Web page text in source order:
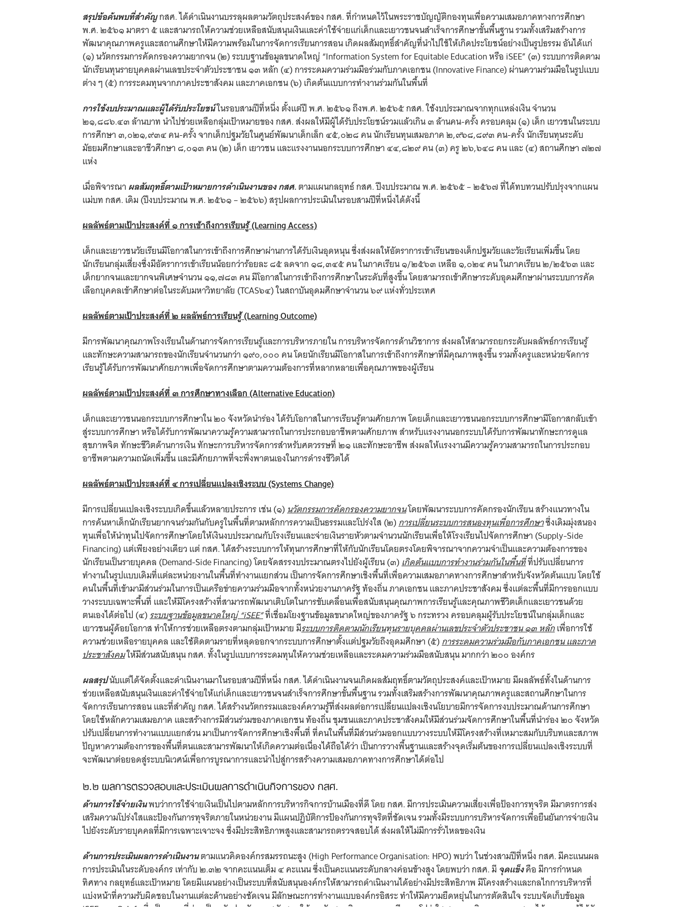
Search
สรุปข้อค้นพบที่สำคัญกสศ. ได้ดำเนินงานบรรลุผลตามวัตถุประสงค์ของ กสศ. ที่กำหนดไว้ในพระราชบัญญัติกองทุนเพื่อความเสมอภาคทางการศึกษา
พ.ศ. ๒๕๖๑ มาตรา ๕ และสามารถให้ความช่วยเหลือสนับสนุนเงินและค่าใช้จ่ายแก่เด็กและเยาวชนจนสำเร็จการศึกษาขั้นพื้นฐาน รวมทั้งเสริมสร้างการ
พัฒนาคุณภาพครูและสถานศึกษาให้มีความพร้อมในการจัดการเรียนการสอน เกิดผลสัมฤทธิ์สำคัญที่นำไปใช้ให้เกิดประโยชน์อย่างเป็นรูปธรรม อันได้แก่
(๑) นวัตกรรมการคัดกรองความยากจน (๒) ระบบฐานข้อมูลขนาดใหญ่ “Information System for Equitable Education หรือ iSEE” (๓) ระบบการติดตาม
นักเรียนทุนรายบุคคลผ่านเลขประจำตัวประชาชน ๑๓ หลัก (๔) การระดมความร่วมมือร่วมกับภาคเอกชน (Innovative Finance) ผ่านความร่วมมือในรูปแบบ
ต่าง ๆ (๕) การระดมทุนจากภาคประชาสังคม และภาคเอกชน (๖) เกิดต้นแบบการทำงานร่วมกันในพื้นที่
การใช้งบประมาณและผู้ได้รับประโยชน์ในรอบสามปีที่หนึ่ง ตั้งแต่ปี พ.ศ. ๒๕๖๑ ถึงพ.ศ. ๒๕๖๕ กสศ. ใช้งบประมาณจากทุกแหล่งเงิน จำนวน
๒๑,๘๘๖.๔๓ ล้านบาท นำไปช่วยเหลือกลุ่มเป้าหมายของ กสศ. ส่งผลให้มีผู้ได้รับประโยชน์รวมแล้วเกิน ๓ ล้านคน-ครั้ง ครอบคลุม (๑) เด็ก เยาวชนในระบบ
การศึกษา ๓,๐๒๑,๙๓๔ คน-ครั้ง จากเด็กปฐมวัยในศูนย์พัฒนาเด็กเล็ก ๔๕,๐๒๘ คน นักเรียนทุนเสมอภาค ๒,๙๖๘,๘๙๓ คน-ครั้ง นักเรียนทุนระดับ
มัธยมศึกษาและอาชีวศึกษา ๘,๐๑๓ คน (๒) เด็ก เยาวชน และแรงงานนอกระบบการศึกษา ๔๔,๘๒๙ คน (๓) ครู ๒๖,๖๔๘ คน และ (๔) สถานศึกษา ๗๒๗
แห่ง
เมื่อพิจารณา ผลสัมฤทธิ์ตามเป้าหมายการดำเนินงานของ กสศ.ตามแผนกลยุทธ์ กสศ. ปีงบประมาณ พ.ศ. ๒๕๖๕ – ๒๕๖๗ ที่ได้ทบทวนปรับปรุงจากแผน
แม่บท กสศ. เดิม (ปีงบประมาณ พ.ศ. ๒๕๖๑ – ๒๕๖๖) สรุปผลการประเมินในรอบสามปีที่หนึ่งได้ดังนี้
ผลลัพธ์ตามเป้าประสงค์ที่ ๑ การเข้าถึงการเรียนรู้ (Learning Access)
เด็กและเยาวชนวัยเรียนมีโอกาสในการเข้าถึงการศึกษาผ่านการได้รับเงินอุดหนุน ซึ่งส่งผลให้อัตราการเข้าเรียนของเด็กปฐมวัยและวัยเรียนเพิ่มขึ้น โดย
นักเรียนกลุ่มเสี่ยงซึ่งมีอัตราการเข้าเรียนน้อยกว่าร้อยละ ๘๕ ลดจาก ๑๘,๓๔๕ คน ในภาคเรียน ๑/๒๕๖๓ เหลือ ๑,๐๒๔ คน ในภาคเรียน ๒/๒๕๖๓ และ
เด็กยากจนและยากจนพิเศษจำนวน ๑๑,๗๘๓ คน มีโอกาสในการเข้าถึงการศึกษาในระดับที่สูงขึ้น โดยสามารถเข้าศึกษาระดับอุดมศึกษาผ่านระบบการคัด
เลือกบุคคลเข้าศึกษาต่อในระดับมหาวิทยาลัย (TCAS๖๔) ในสถาบันอุดมศึกษาจำนวน ๖๙ แห่งทั่วประเทศ
ผลลัพธ์ตามเป้าประสงค์ที่ ๒ ผลลัพธ์การเรียนรู้(Learning Outcome)
มีการพัฒนาคุณภาพโรงเรียนในด้านการจัดการเรียนรู้และการบริหารภายใน การบริหารจัดการด้านวิชาการ ส่งผลให้สามารถยกระดับผลลัพธ์การเรียนรู้
และทักษะความสามารถของนักเรียนจำนวนกว่า ๑๙๐,๐๐๐ คน โดยนักเรียนมีโอกาสในการเข้าถึงการศึกษาที่มีคุณภาพสูงขึ้น รวมทั้งครูและหน่วยจัดการ
เรียนรู้ได้รับการพัฒนาศักยภาพเพื่อจัดการศึกษาตามความต้องการที่หลากหลายเพื่อคุณภาพของผู้เรียน
ผลลัพธ์ตามเป้าประสงค์ที่ ๓ การศึกษาทางเลือก (Alternative Education)
เด็กและเยาวชนนอกระบบการศึกษาใน ๒๐ จังหวัดนำร่อง ได้รับโอกาสในการเรียนรู้ตามศักยภาพ โดยเด็กและเยาวชนนอกระบบการศึกษามีโอกาสกลับเข้า
สู่ระบบการศึกษา หรือได้รับการพัฒนาความรู้ความสามารถในการประกอบอาชีพตามศักยภาพ สำหรับแรงงานนอกระบบได้รับการพัฒนาทักษะการดูแล
สุขภาพจิต ทักษะชีวิตด้านการเงิน ทักษะการบริหารจัดการสำหรับศตวรรษที่ ๒๑ และทักษะอาชีพ ส่งผลให้แรงงานมีความรู้ความสามารถในการประกอบ
อาชีพตามความถนัดเพิ่มขึ้น และมีศักยภาพที่จะพึ่งพาตนเองในการดำรงชีวิตได้
ผลลัพธ์ตามเป้าประสงค์ที่ ๔ การเปลี่ยนแปลงเชิงระบบ (Systems Change)
มีการเปลี่ยนแปลงเชิงระบบเกิดขึ้นแล้วหลายประการ เช่น (๑)นวัตกรรมการคัดกรองความยากจนโดยพัฒนาระบบการคัดกรองนักเรียน สร้างแนวทางใน
การค้นหาเด็กนักเรียนยากจนร่วมกันกับครูในพื้นที่ตามหลักการความเป็นธรรมและโปร่งใส (๒)การเปลี่ยนระบบการสนองทุนเพื่อการศึกษาซึ่งเดิมมุ่งสนอง
ทุนเพื่อให้นำทุนไปจัดการศึกษาโดยให้เงินงบประมาณกับโรงเรียนและจ่ายเงินรายหัวตามจำนวนนักเรียนเพื่อให้โรงเรียนไปจัดการศึกษา (Supply-Side
Financing) แต่เพียงอย่างเดียว แต่ กสศ. ได้สร้างระบบการให้ทุนการศึกษาที่ให้กับนักเรียนโดยตรงโดยพิจารณาจากความจำเป็นและความต้องการของ
นักเรียนเป็นรายบุคคล (Demand-Side Financing) โดยจัดสรรงบประมาณตรงไปยังผู้เรียน (๓)เกิดต้นแบบการทำงานร่วมกันในพื้นที่ที่ปรับเปลี่ยนการ
ทำงานในรูปแบบเดิมที่แต่ละหน่วยงานในพื้นที่ทำงานแยกส่วน เป็นการจัดการศึกษาเชิงพื้นที่เพื่อความเสมอภาคทางการศึกษาสำหรับจังหวัดต้นแบบ โดยใช้
คนในพื้นที่เข้ามามีส่วนร่วมในการเป็นเครือข่ายความร่วมมือจากทั้งหน่วยงานภาครัฐ ท้องถิ่น ภาคเอกชน และภาคประชาสังคม ซึ่งแต่ละพื้นที่มีการออกแบบ
วางระบบเฉพาะพื้นที่ และให้มีโครงสร้างที่สามารถพัฒนาเติบโตในการขับเคลื่อนเพื่อสนับสนุนคุณภาพการเรียนรู้และคุณภาพชีวิตเด็กและเยาวชนด้วย
ตนเองได้ต่อไป (๔)ระบบฐานข้อมูลขนาดใหญ่“iSEE”ที่เชื่อมโยงฐานข้อมูลขนาดใหญ่ของภาครัฐ ๖ กระทรวง ครอบคลุมผู้รับประโยชน์ในกลุ่มเด็กและ
เยาวชนผู้ด้อยโอกาส ทำให้การช่วยเหลือตรงตามกลุ่มเป้าหมาย มีระบบการติดตามนักเรียนทุนรายบุคคลผ่านเลขประจำตัวประชาชน ๑๓ หลักเพื่อการใช้
ความช่วยเหลือรายบุคคล และใช้ติดตามรายที่หลุดออกจากระบบการศึกษาตั้งแต่ปฐมวัยถึงอุดมศึกษา (๕)การระดมความร่วมมือกับภาคเอกชน และภาค
ประชาสังคมให้มีส่วนสนับสนุน กสศ. ทั้งในรูปแบบการระดมทุนให้ความช่วยเหลือและระดมความร่วมมือสนับสนุน มากกว่า ๒๐๐ องค์กร
ผลสรุปนับแต่ได้จัดตั้งและดำเนินงานมาในรอบสามปีที่หนึ่ง กสศ. ได้ดำเนินงานจนเกิดผลสัมฤทธิ์ตามวัตถุประสงค์และเป้าหมาย มีผลลัพธ์ทั้งในด้านการ
ช่วยเหลือสนับสนุนเงินและค่าใช้จ่ายให้แก่เด็กและเยาวชนจนสำเร็จการศึกษาขั้นพื้นฐาน รวมทั้งเสริมสร้างการพัฒนาคุณภาพครูและสถานศึกษาในการ
จัดการเรียนการสอน และที่สำคัญ กสศ. ได้สร้างนวัตกรรมและองค์ความรู้ที่ส่งผลต่อการเปลี่ยนแปลงเชิงนโยบายมีการจัดการงบประมาณด้านการศึกษา
โดยใช้หลักความเสมอภาค และสร้างการมีส่วนร่วมของภาคเอกชน ท้องถิ่น ชุมชนและภาคประชาสังคมให้มีส่วนร่วมจัดการศึกษาในพื้นที่นำร่อง ๒๐ จังหวัด
ปรับเปลี่ยนการทำงานแบบแยกส่วน มาเป็นการจัดการศึกษาเชิงพื้นที่ ที่คนในพื้นที่มีส่วนร่วมออกแบบวางระบบให้มีโครงสร้างที่เหมาะสมกับบริบทและสภาพ
ปัญหาความต้องการของพื้นที่ตนและสามารพัฒนาให้เกิดความต่อเนื่องได้ถือได้ว่า เป็นการวางพื้นฐานและสร้างจุดเริ่มต้นของการเปลี่ยนแปลงเชิงระบบที่
จะพัฒนาต่อยอดสู่ระบบนิเวศน์เพื่อการบูรณาการและนำไปสู่การสร้างความเสมอภาคทางการศึกษาได้ต่อไป
๒.๒ ผลการตรวจสอบและประเมินผลการดําเนินกิจการของ กสศ.
ด้านการใช้จ่ายเงินพบว่าการใช้จ่ายเงินเป็นไปตามหลักการบริหารกิจการบ้านเมืองที่ดี โดย กสศ. มีการประเมินความเสี่ยงเพื่อป้องการทุจริต มีมาตรการส่ง
เสริมความโปร่งใสและป้องกันการทุจริตภายในหน่วยงาน มีแผนปฏิบัติการป้องกันการทุจริตที่ชัดเจน รวมทั้งมีระบบการบริหารจัดการเพื่อยืนยันการจ่ายเงิน
ไปยังระดับรายบุคคลที่มีการเฉพาะเจาะจง ซึ่งมีประสิทธิภาพสูงและสามารถตรวจสอบได้ ส่งผลให้ไม่มีการรั่วไหลของเงิน
ด้านการประเมินผลการดำเนินงานตามแนวคิดองค์กรสมรรถนะสูง (High Performance Organisation: HPO) พบว่า ในช่วงสามปีที่หนึ่ง กสศ. มีคะแนนผล
การประเมินในระดับองค์กร เท่ากับ ๒.๓๒ จากคะแนนเต็ม ๔ คะแนน ซึ่งเป็นคะแนนระดับกลางค่อนข้างสูง โดยพบว่า กสศ. มี จุดแข็งคือ มีการกำหนด
ทิศทาง กลยุทธ์และเป้าหมาย โดยมีแผนอย่างเป็นระบบที่สนับสนุนองค์กรให้สามารถดำเนินงานได้อย่างมีประสิทธิภาพ มีโครงสร้างและกลไกการบริหารที่
แบ่งหน้าที่ความรับผิดชอบในงานแต่ละด้านอย่างชัดเจน มีลักษณะการทำงานแบบองค์กรอิสระ ทำให้มีความยืดหยุ่นในการตัดสินใจ ระบบจัดเก็บข้อมูล